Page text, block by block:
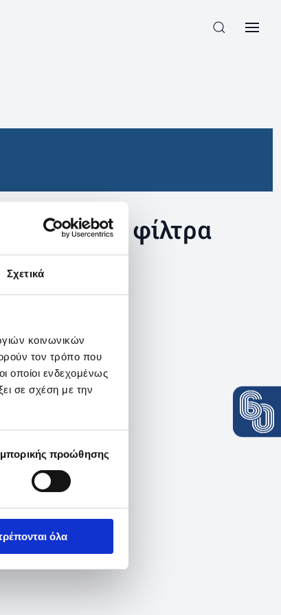
Σχετικά
κοινωνικών
τον τρόπο που
οποίοι ενδεχομένως
σε σχέση με την
προώθησης
όλα
φίλτρα